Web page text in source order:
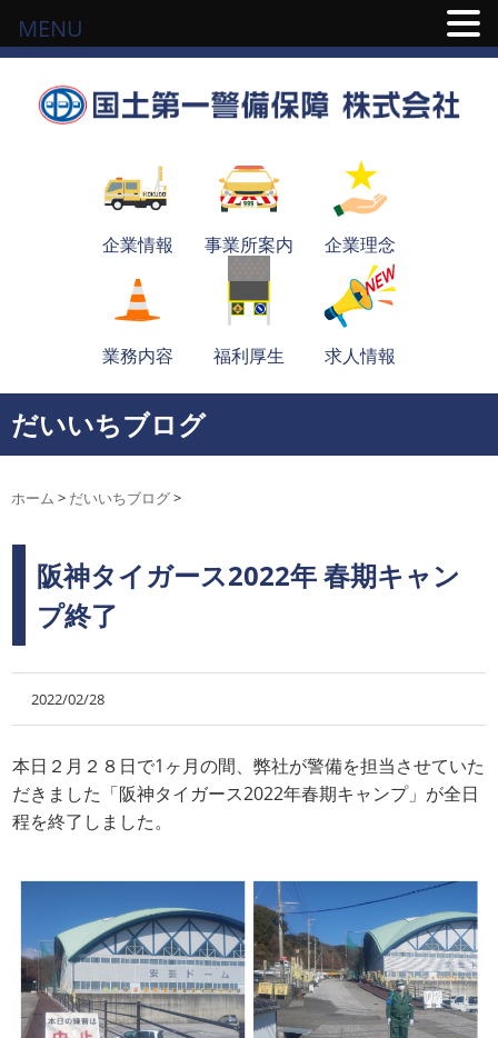
企業情報 事業所案内 企業理念
業務内容 福利厚生 求人情報
だいいちブログ
ホーム > だいいちブログ>
阪神タイガース2022年 春期キャン
プ終了
2022/02/28
本日２月２８日で1ヶ月の間、弊社が警備を担当させていた
だきました「阪神タイガース2022年春期キャンプ」が全日
程を終了しました。
MENU